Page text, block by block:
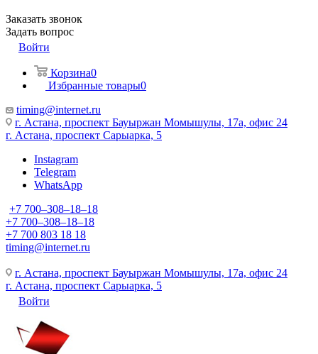
Заказать звонок
Задать вопрос
Войти
Корзина0
Избранные товары0
timing@internet.ru
г. Астана, проспект Бауыржан Момышулы, 17а, офис 24
г. Астана, проспект Сарыарка, 5
Instagram
Telegram
WhatsApp
+7 700‒308‒18‒18
+7 700‒308‒18‒18
+7 700 803 18 18
timing@internet.ru
г. Астана, проспект Бауыржан Момышулы, 17а, офис 24
г. Астана, проспект Сарыарка, 5
Войти